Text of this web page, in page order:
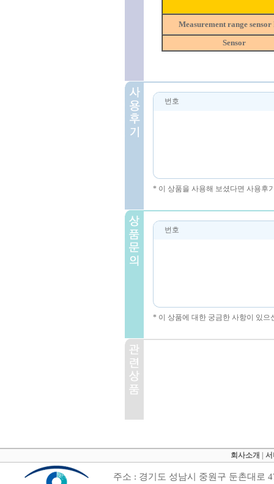
Measurement range sensor
Sensor
번호
* 이 상품을 사용해 보셨다면 사용후
번호
* 이 상품에 대한 궁금한 사항이 있
회사소개
주소 : 경기도 성남시 중원구 둔촌대로